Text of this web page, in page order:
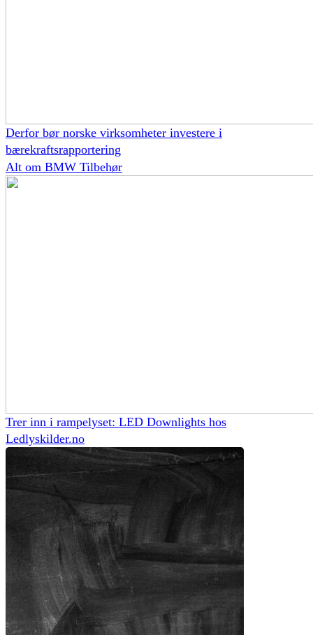
Derfor bør norske virksomheter investere i
bærekraftsrapportering
Alt om BMW Tilbehør
Trer inn i rampelyset: LED Downlights hos
Ledlyskilder.no